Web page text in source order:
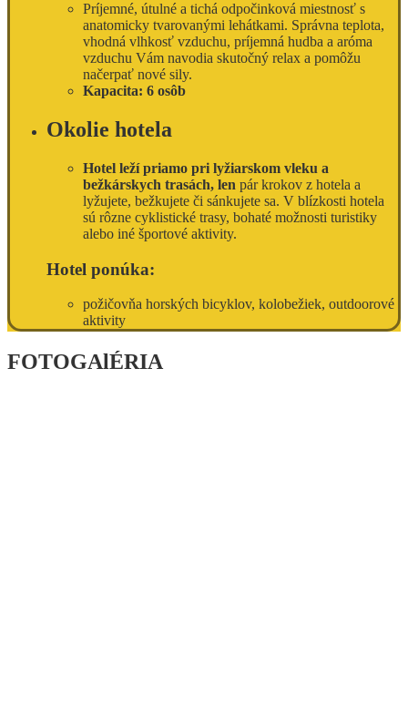
Príjemné, útulné a tichá odpočinková miestnosť s
anatomicky tvarovanými lehátkami. Správna teplota,
vhodná vlhkosť vzduchu, príjemná hudba a aróma
vzduchu Vám navodia skutočný relax a pomôžu
načerpať nové sily.
Kapacita: 6 osôb
Okolie hotela
Hotel leží priamo pri lyžiarskom vleku a
bežkárskych trasách, len pár krokov z hotela a
lyžujete, bežkujete či sánkujete sa. V blízkosti hotela
sú rôzne cyklistické trasy, bohaté možnosti turistiky
alebo iné športové aktivity.
Hotel ponúka:
požičovňa horských bicyklov, kolobežiek, outdoorové
aktivity
FOTOGAlÉRIA